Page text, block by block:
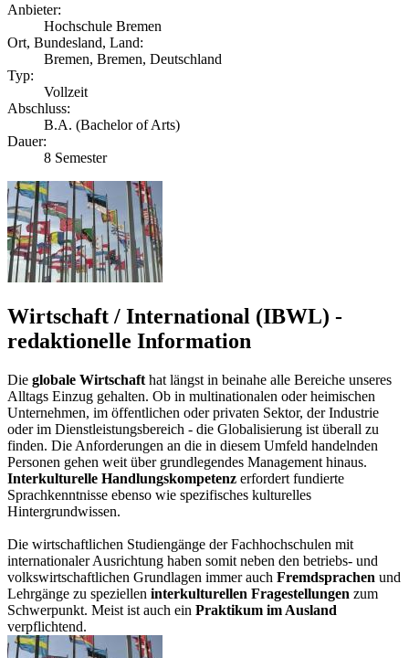
Anbieter:
Hochschule Bremen
Ort, Bundesland, Land:
Bremen, Bremen, Deutschland
Typ:
Vollzeit
Abschluss:
B.A. (Bachelor of Arts)
Dauer:
8 Semester
Wirtschaft / International (IBWL) -
redaktionelle Information
Die globale Wirtschaft hat längst in beinahe alle Bereiche unseres
Alltags Einzug gehalten. Ob in multinationalen oder heimischen
Unternehmen, im öffentlichen oder privaten Sektor, der Industrie
oder im Dienstleistungsbereich - die Globalisierung ist überall zu
finden. Die Anforderungen an die in diesem Umfeld handelnden
Personen gehen weit über grundlegendes Management hinaus.
Interkulturelle Handlungskompetenz erfordert fundierte
Sprachkenntnisse ebenso wie spezifisches kulturelles
Hintergrundwissen.
Die wirtschaftlichen Studiengänge der Fachhochschulen mit
internationaler Ausrichtung haben somit neben den betriebs- und
volkswirtschaftlichen Grundlagen immer auch Fremdsprachen und
Lehrgänge zu speziellen interkulturellen Fragestellungen zum
Schwerpunkt. Meist ist auch ein Praktikum im Ausland
verpflichtend.